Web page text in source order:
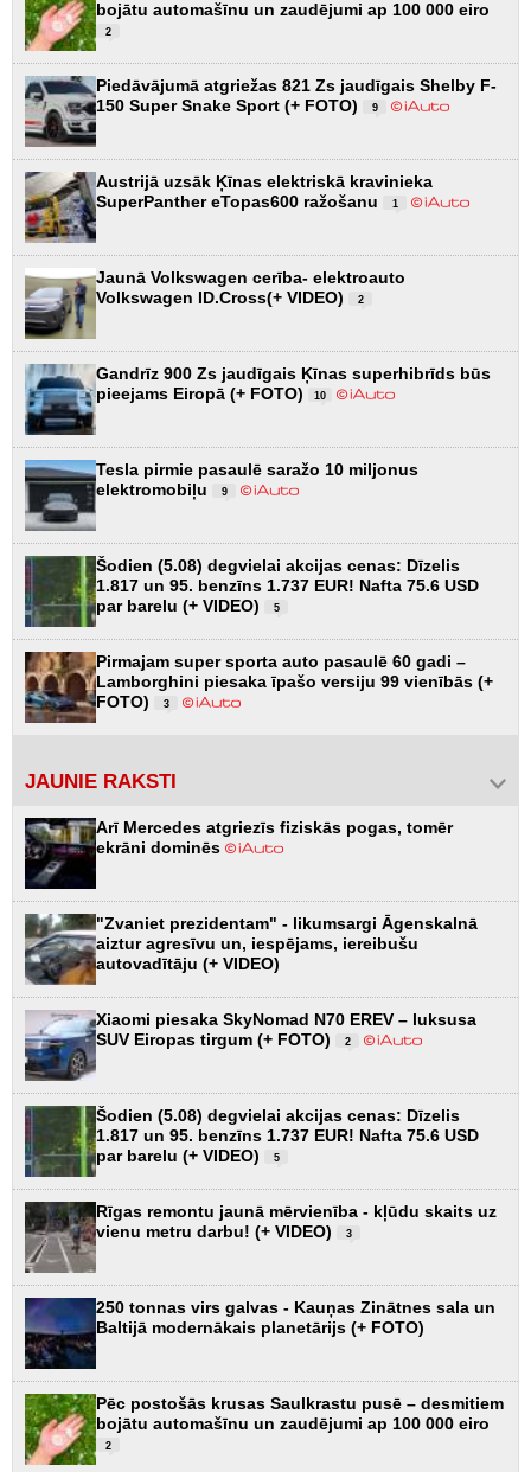
bojātu automašīnu un zaudējumi ap 100 000 eiro
2
Piedāvājumā atgriežas 821 Zs jaudīgais Shelby F-
150 Super Snake Sport (+ FOTO)
9
Austrijā uzsāk Ķīnas elektriskā kravinieka
SuperPanther eTopas600 ražošanu
1
Jaunā Volkswagen cerība- elektroauto
Volkswagen ID.Cross(+ VIDEO)
2
Gandrīz 900 Zs jaudīgais Ķīnas superhibrīds būs
pieejams Eiropā (+ FOTO)
10
Tesla pirmie pasaulē saražo 10 miljonus
elektromobiļu
9
Šodien (5.08) degvielai akcijas cenas: Dīzelis
1.817 un 95. benzīns 1.737 EUR! Nafta 75.6 USD
par barelu (+ VIDEO)
5
Pirmajam super sporta auto pasaulē 60 gadi –
Lamborghini piesaka īpašo versiju 99 vienībās (+
FOTO)
3
JAUNIE RAKSTI
Arī Mercedes atgriezīs fiziskās pogas, tomēr
ekrāni dominēs
"Zvaniet prezidentam" - likumsargi Āgenskalnā
aiztur agresīvu un, iespējams, iereibušu
autovadītāju (+ VIDEO)
Xiaomi piesaka SkyNomad N70 EREV – luksusa
SUV Eiropas tirgum (+ FOTO)
2
Šodien (5.08) degvielai akcijas cenas: Dīzelis
1.817 un 95. benzīns 1.737 EUR! Nafta 75.6 USD
par barelu (+ VIDEO)
5
Rīgas remontu jaunā mērvienība - kļūdu skaits uz
vienu metru darbu! (+ VIDEO)
3
250 tonnas virs galvas - Kauņas Zinātnes sala un
Baltijā modernākais planetārijs (+ FOTO)
Pēc postošās krusas Saulkrastu pusē – desmitiem
bojātu automašīnu un zaudējumi ap 100 000 eiro
2